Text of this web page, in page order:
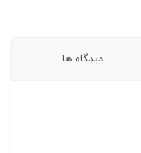
دیدگاه ها